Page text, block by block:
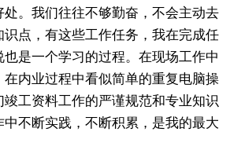
处。我们往往不够勤奋，不会主动去
点，有这些工作任务，我在完成任
是一个学习的过程。在现场工作中
内业过程中看似简单的重复电脑操
工资料工作的严谨规范和专业知识
不断实践，不断积累，是我的最大